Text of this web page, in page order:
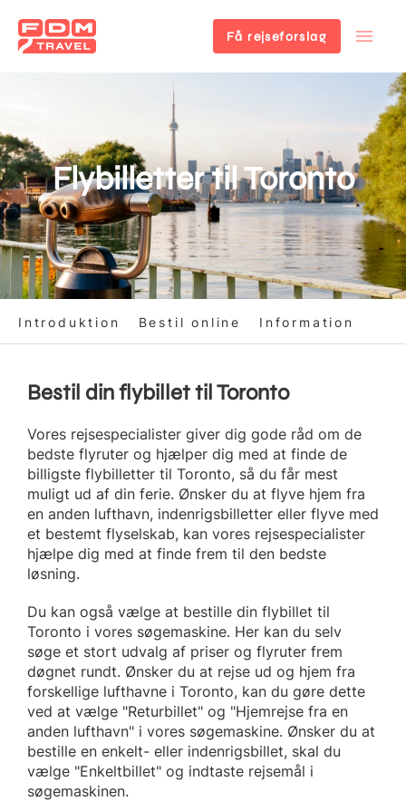
Få rejseforslag
Flybilletter til Toronto
Introduktion Bestil online Information
Bestil din flybillet til Toronto
Vores rejsespecialister giver dig gode råd om de
bedste flyruter og hjælper dig med at finde de
billigste flybilletter til Toronto, så du får mest
muligt ud af din ferie. Ønsker du at flyve hjem fra
en anden lufthavn, indenrigsbilletter eller flyve med
et bestemt flyselskab, kan vores rejsespecialister
hjælpe dig med at finde frem til den bedste
løsning.
Du kan også vælge at bestille din flybillet til
Toronto i vores søgemaskine. Her kan du selv
søge et stort udvalg af priser og flyruter frem
døgnet rundt. Ønsker du at rejse ud og hjem fra
forskellige lufthavne i Toronto, kan du gøre dette
ved at vælge "Returbillet" og "Hjemrejse fra en
anden lufthavn" i vores søgemaskine. Ønsker du at
bestille en enkelt- eller indenrigsbillet, skal du
vælge "Enkeltbillet" og indtaste rejsemål i
søgemaskinen.